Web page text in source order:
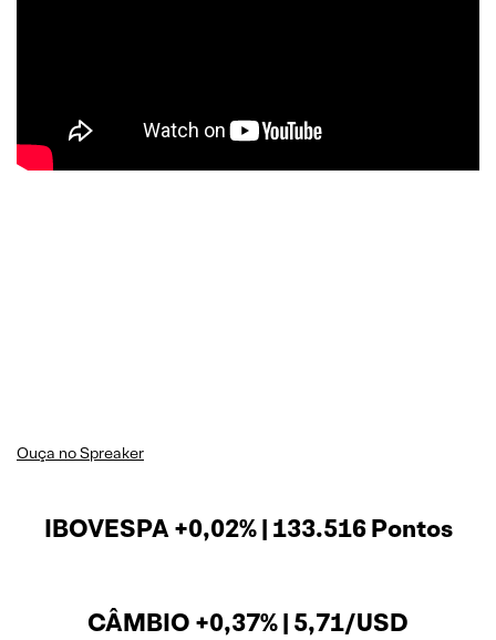
Ouça no Spreaker
IBOVESPA +0,02% | 133.516 Pontos
CÂMBIO +0,37% | 5,71/USD